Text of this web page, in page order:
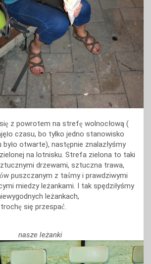
ę z powrotem na strefę wolnocłową (
ło czasu, bo tylko jedno stanowisko
było otwarte), następnie znalazłyśmy
na lotnisku. Strefa zielona to taki
drzewami, sztuczna trawa,
ów puszczanym z taśmy i prawdziwymi
miedzy leżankami. I tak spędziłyśmy
leżankach,
trochę się przespać.
nasze leżanki